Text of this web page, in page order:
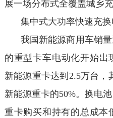
展一场分布式全覆盖城乡
集中式大功率快速充
我国新能源商用车销
的重型卡车电动化开始出
新能源重卡达到2.5万台，
新能源重卡的50%。换电
重卡购买和持有的总成本